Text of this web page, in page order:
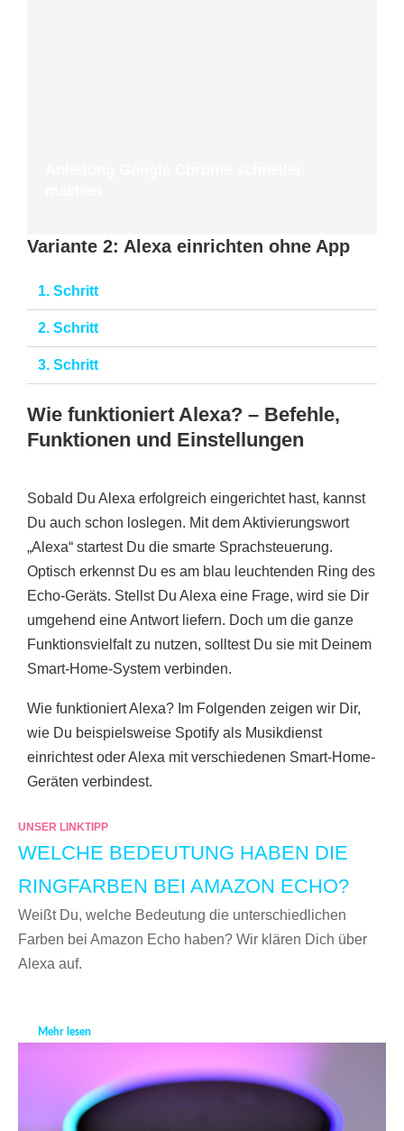
Variante 2: Alexa einrichten ohne App
1. Schritt
2. Schritt
3. Schritt
Wie funktioniert Alexa? – Befehle,
Funktionen und Einstellungen
Sobald Du Alexa erfolgreich eingerichtet hast, kannst
Du auch schon loslegen. Mit dem Aktivierungswort
„Alexa“ startest Du die smarte Sprachsteuerung.
Optisch erkennst Du es am blau leuchtenden Ring des
Echo-Geräts. Stellst Du Alexa eine Frage, wird sie Dir
umgehend eine Antwort liefern. Doch um die ganze
Funktionsvielfalt zu nutzen, solltest Du sie mit Deinem
Smart-Home-System verbinden.
Wie funktioniert Alexa? Im Folgenden zeigen wir Dir,
wie Du beispielsweise Spotify als Musikdienst
einrichtest oder Alexa mit verschiedenen Smart-Home-
Geräten verbindest.
UNSER LINKTIPP
WELCHE BEDEUTUNG HABEN DIE
RINGFARBEN BEI AMAZON ECHO?
Weißt Du, welche Bedeutung die unterschiedlichen
Farben bei Amazon Echo haben? Wir klären Dich über
Alexa auf.
Mehr lesen